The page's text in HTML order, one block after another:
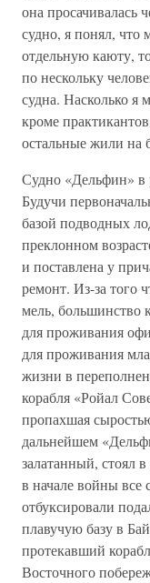
она просачивалась
судно, я понял, что
отдельную каюту,
по нескольку
судна. Насколько я
кроме
остальные жили на
Судно «Дельфин» в
Будучи
базой подводных
преклонном
и поставлена у
ремонт. Из-за того
мель,
для проживания
для проживания
жизни в
корабля «Ройал
пропахшая
дальнейшем
залатанный, стоял
в начале войны
отбуксировали
плавучую базу в
протекавший
Восточного